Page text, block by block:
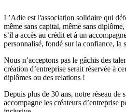
L’Adie est l'association solidaire qui
même sans capital, même sans
s’il a accès au crédit et à un
personnalisé, fondé sur la confiance, la
Nous n’acceptons pas le gâchis des
création d’entreprise serait réservée à
diplômes ou des relations !
Depuis plus de 30 ans, notre réseau de
accompagne les créateurs d’entreprise